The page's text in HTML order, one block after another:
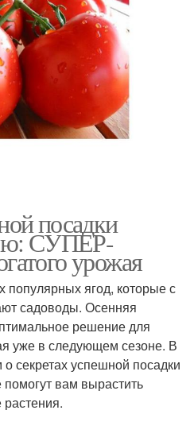
посадки
СУПЕР-
урожая
ягод, которые с
садоводы. Осенняя
решение для
уже в следующем сезоне. В
секретах успешной посадки
вам вырастить